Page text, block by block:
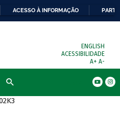
ACESSO À INFORMAÇÃO
ENGLISH
ACESSIBILIDADE
A+ A-